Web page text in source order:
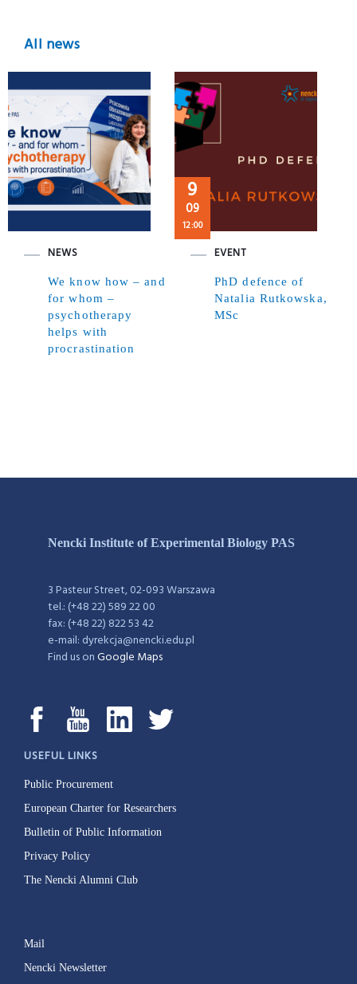
All news
NEWS
We know how – and
for whom –
psychotherapy
helps with
procrastination
9
09
12:00
EVENT
PhD defence of
Natalia Rutkowska,
MSc
Nencki Institute of Experimental Biology PAS
3 Pasteur Street, 02-093 Warszawa
tel.: (+48 22) 589 22 00
fax: (+48 22) 822 53 42
e-mail: dyrekcja@nencki.edu.pl
Find us onGoogle Maps
USEFUL LINKS
Public Procurement
European Charter for Researchers
Bulletin of Public Information
Privacy Policy
The Nencki Alumni Club
Mail
Nencki Newsletter